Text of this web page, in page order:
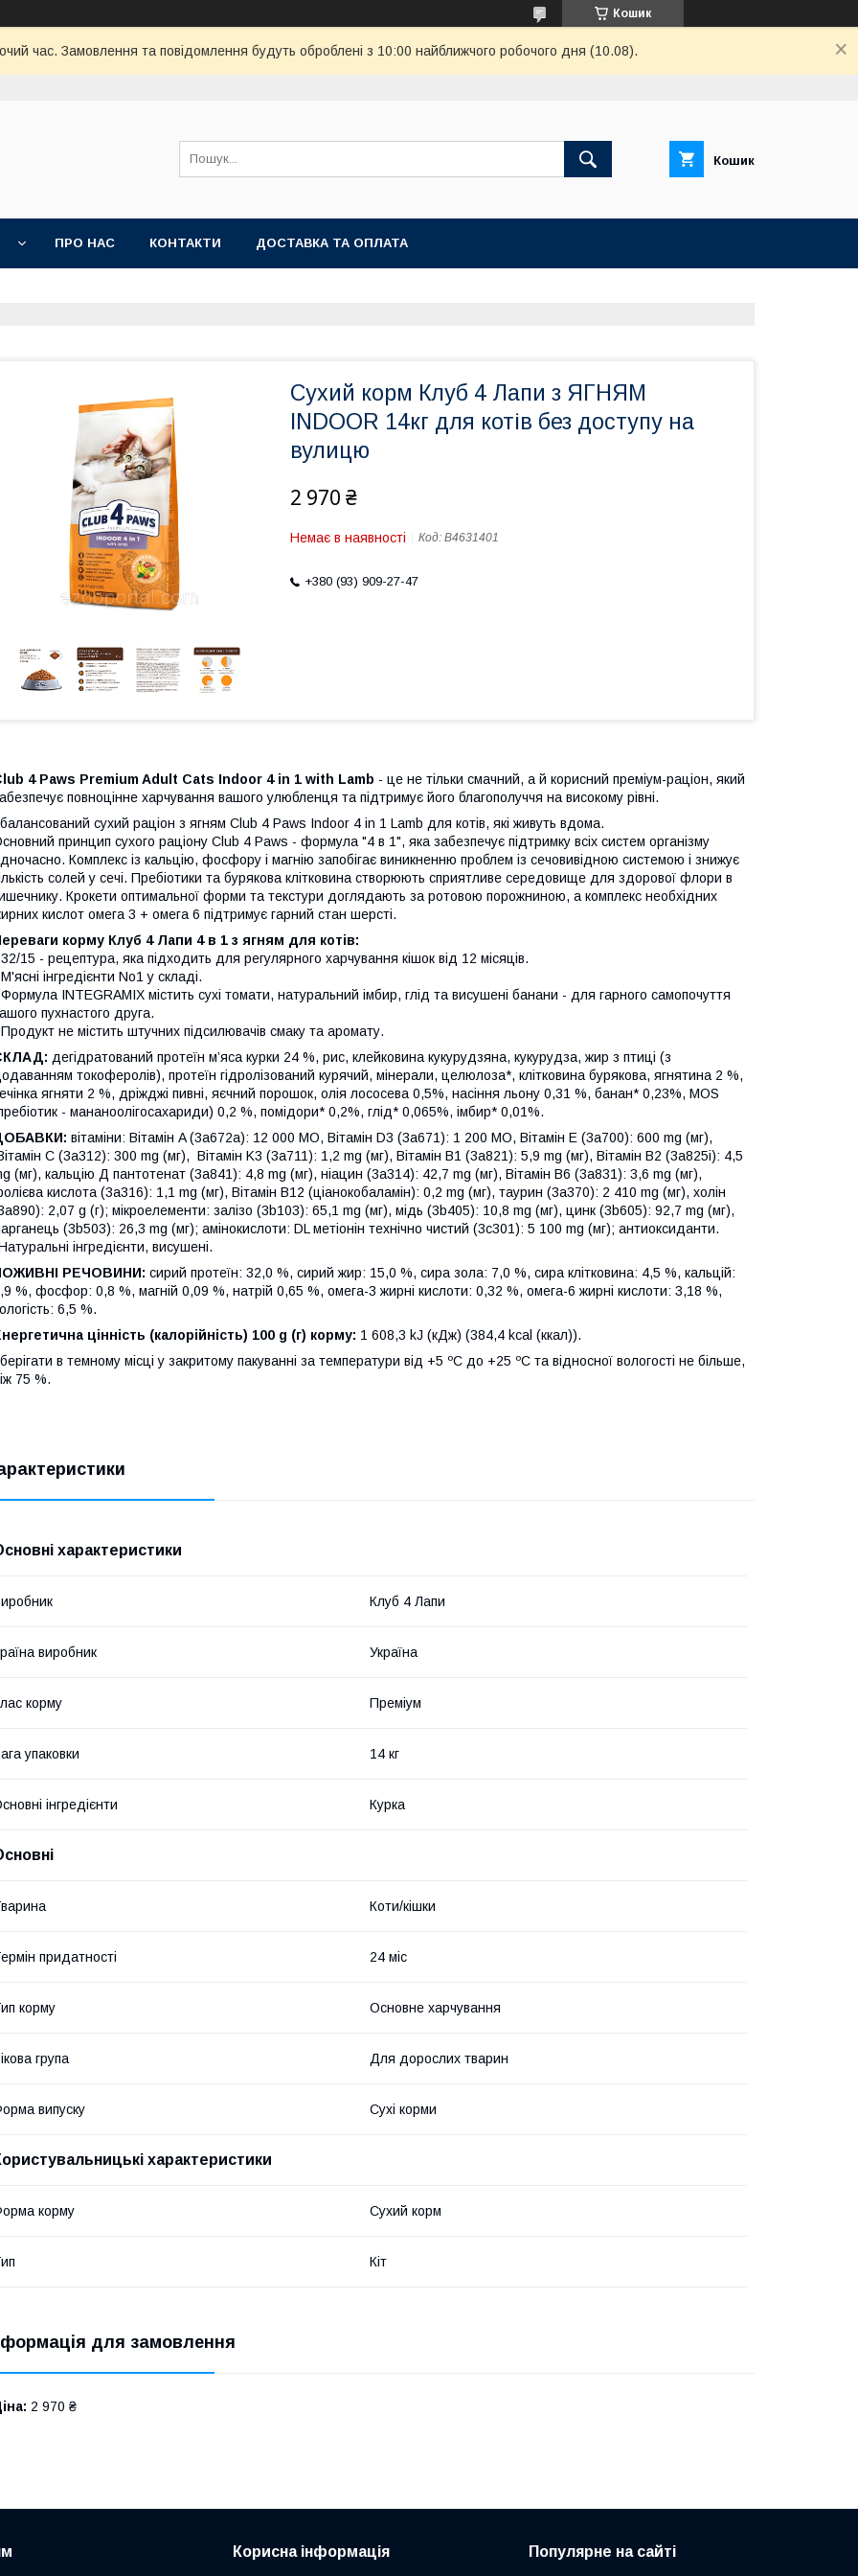
Кошик
час. Замовлення та повідомлення будуть оброблені з 10:00 найближчого робочого дня (10.08).
Кошик
ПРО НАС КОНТАКТИ ДОСТАВКА ТА ОПЛАТА
Сухий корм Клуб 4 Лапи з ЯГНЯМ
INDOOR 14кг для котів без доступу на
вулицю
2 970 ₴
Немає в наявності Код: B4631401
+380 (93) 909-27-47
4 Paws Premium Adult Cats Indoor 4 in 1 with Lamb - це не тільки смачний, а й корисний преміум-раціон, який
повноцінне харчування вашого улюбленця та підтримує його благополуччя на високому рівні.
сухий раціон з ягням Club 4 Paws Indoor 4 in 1 Lamb для котів, які живуть вдома.
принцип сухого раціону Club 4 Paws - формула "4 в 1", яка забезпечує підтримку всіх систем організму
Комплекс із кальцію, фосфору і магнію запобігає виникненню проблем із сечовивідною системою і знижує
солей у сечі. Пребіотики та бурякова клітковина створюють сприятливе середовище для здорової флори в
Крокети оптимальної форми та текстури доглядають за ротовою порожниною, а комплекс необхідних
кислот омега 3 + омега 6 підтримує гарний стан шерсті.
корму Клуб 4 Лапи 4 в 1 з ягням для котів:
15 - рецептура, яка підходить для регулярного харчування кішок від 12 місяців.
інгредієнти No1 у складі.
INTEGRAMIX містить сухі томати, натуральний імбир, глід та висушені банани - для гарного самопочуття
пухнастого друга.
не містить штучних підсилювачів смаку та аромату.
дегідратований протеїн м’яса курки 24 %, рис, клейковина кукурудзяна, кукурудза, жир з птиці (з
токоферолів), протеїн гідролізований курячий, мінерали, целюлоза*, клітковина бурякова, ягнятина 2 %,
ягняти 2 %, дріжджі пивні, яєчний порошок, олія лососева 0,5%, насіння льону 0,31 %, банан* 0,23%, MOS
- мананоолігосахариди) 0,2 %, помідори* 0,2%, глід* 0,065%, імбир* 0,01%.
вітаміни: Вітамін A (3a672a): 12 000 МО, Вітамін D3 (3a671): 1 200 МО, Вітамін E (3a700): 600 mg (мг),
C (3а312): 300 mg (мг), Вітамін K3 (3а711): 1,2 mg (мг), Вітамін B1 (3a821): 5,9 mg (мг), Вітамін B2 (3a825i): 4,5
(мг), кальцію Д пантотенат (3a841): 4,8 mg (мг), ніацин (3a314): 42,7 mg (мг), Вітамін B6 (3a831): 3,6 mg (мг),
кислота (3a316): 1,1 mg (мг), Вітамін B12 (ціанокобаламін): 0,2 mg (мг), таурин (3a370): 2 410 mg (мг), холін
2,07 g (г); мікроелементи: залізо (3b103): 65,1 mg (мг), мідь (3b405): 10,8 mg (мг), цинк (3b605): 92,7 mg (мг),
(3b503): 26,3 mg (мг); амінокислоти: DL метіонін технічно чистий (3c301): 5 100 mg (мг); aнтиоксиданти.
інгредієнти, висушені.
РЕЧОВИНИ: сирий протеїн: 32,0 %, сирий жир: 15,0 %, сира зола: 7,0 %, сира клітковина: 4,5 %, кальцій:
%, фосфор: 0,8 %, магній 0,09 %, натрій 0,65 %, омега-3 жирні кислоти: 0,32 %, омега-6 жирні кислоти: 3,18 %,
6,5 %.
цінність (калорійність) 100 g (г) корму: 1 608,3 kJ (кДж) (384,4 kcal (ккал)).
в темному місці у закритому пакуванні за температури від +5 ºС до +25 ºС та відносної вологості не більше,
75 %.
характеристики
Клуб 4 Лапи
виробник Україна
корму Преміум
упаковки 14 кг
інгредієнти Курка
Коти/кішки
придатності 24 міс
корму Основне харчування
група Для дорослих тварин
випуску Сухі корми
характеристики
корму Сухий корм
Кіт
для замовлення
2 970 ₴
Корисна інформація Популярне на сайті